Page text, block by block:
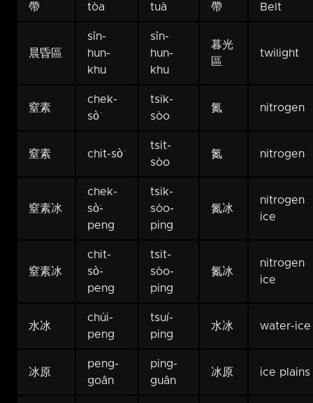
帶
tòa
tuà
帶
Belt
晨昏區
sîn-
hun-
khu
sîn-
hun-
khu
暮光
區
twilight
窒素
chek-
sò͘
tsik-
sòo
氮 nitrogen
窒素 chit-sò͘
tsit-
sòo
氮 nitrogen
窒素冰
chek-
sò͘-
peng
tsik-
sòo-
ping
氮冰
nitrogen
ice
窒素冰
chit-
sò͘-
peng
tsit-
sòo-
ping
氮冰
nitrogen
ice
水冰
chúi-
peng
tsuí-
ping
水冰 water-ice
冰原
peng-
goân
ping-
guân
冰原 ice plains